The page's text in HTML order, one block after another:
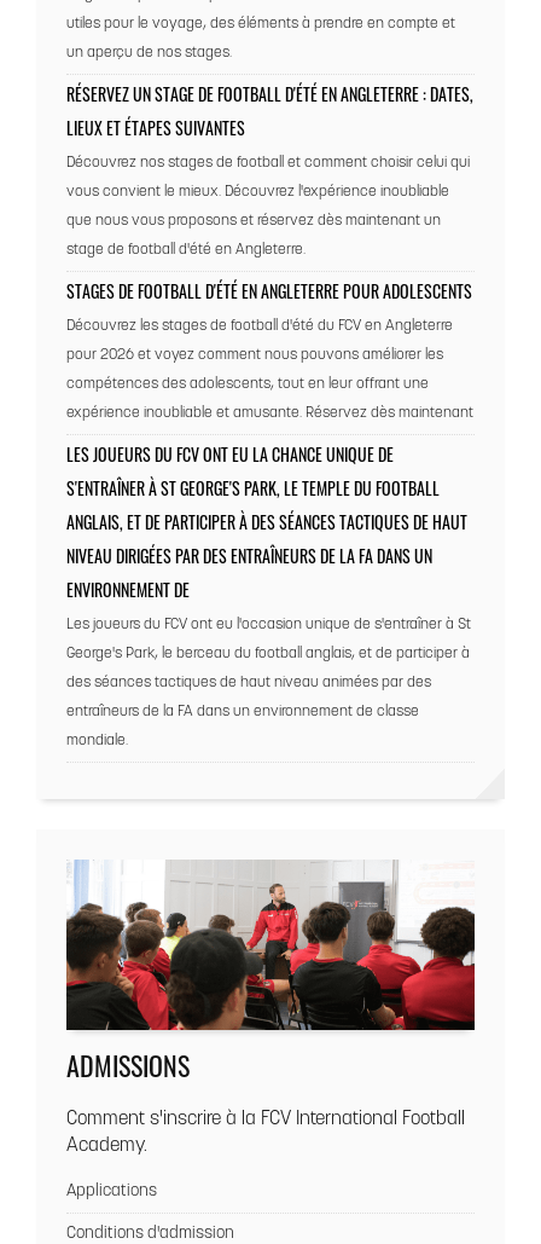
utiles pour le voyage, des éléments à prendre en compte et
un aperçu de nos stages.
RÉSERVEZ UN STAGE DE FOOTBALL D'ÉTÉ EN ANGLETERRE : DATES,
LIEUX ET ÉTAPES SUIVANTES
Découvrez nos stages de football et comment choisir celui qui
vous convient le mieux. Découvrez l'expérience inoubliable
que nous vous proposons et réservez dès maintenant un
stage de football d'été en Angleterre.
STAGES DE FOOTBALL D'ÉTÉ EN ANGLETERRE POUR ADOLESCENTS
Découvrez les stages de football d'été du FCV en Angleterre
pour 2026 et voyez comment nous pouvons améliorer les
compétences des adolescents, tout en leur offrant une
expérience inoubliable et amusante. Réservez dès maintenant
LES JOUEURS DU FCV ONT EU LA CHANCE UNIQUE DE
S'ENTRAÎNER À ST GEORGE'S PARK, LE TEMPLE DU FOOTBALL
ANGLAIS, ET DE PARTICIPER À DES SÉANCES TACTIQUES DE HAUT
NIVEAU DIRIGÉES PAR DES ENTRAÎNEURS DE LA FA DANS UN
ENVIRONNEMENT DE
Les joueurs du FCV ont eu l'occasion unique de s'entraîner à St
George's Park, le berceau du football anglais, et de participer à
des séances tactiques de haut niveau animées par des
entraîneurs de la FA dans un environnement de classe
mondiale.
ADMISSIONS
Comment s'inscrire à la FCV International Football
Academy.
Applications
Conditions d'admission